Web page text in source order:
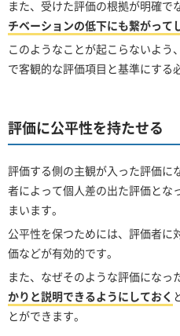
また、受けた評価の根拠が明確で
チベーションの低下にも繋がって
このようなことが起こらないよう
で客観的な評価項目と基準にする
評価に公平性を持たせる
評価する側の主観が入った評価に
者によって個人差の出た評価とな
まいます。
公平性を保つためには、評価者に
価などが有効的です。
また、なぜそのような評価になっ
かりと説明できるようにしておく
とができます。